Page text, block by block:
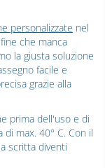
personalizzate nel
che manca
la giusta soluzione
facile e
grazie alla
prima dell'uso e di
max. 40° C. Con il
scritta diventi